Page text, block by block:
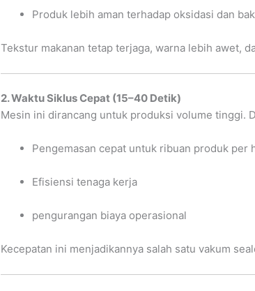
Produk lebih aman terhadap oksidasi dan
Tekstur makanan tetap terjaga, warna lebih awet,
2. Waktu Siklus Cepat (15–40 Detik)
Mesin ini dirancang untuk produksi volume tinggi.
Pengemasan cepat untuk ribuan produk per
Efisiensi tenaga kerja
pengurangan biaya operasional
Kecepatan ini menjadikannya salah satu vakum